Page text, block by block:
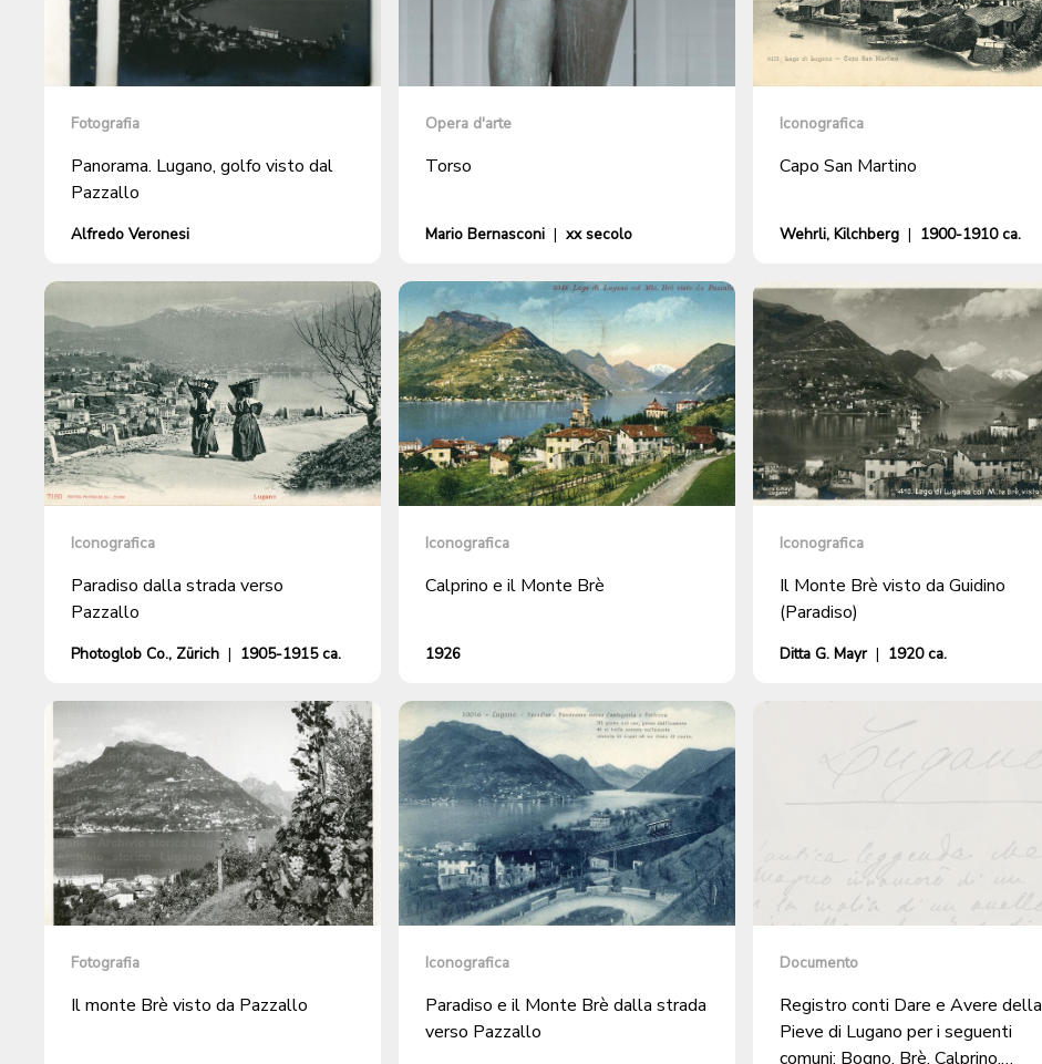
Fotografia
Panorama. Lugano, golfo visto dal
Pazzallo
Alfredo Veronesi
Opera d'arte
Torso
Mario Bernasconi | xx secolo
Iconografica
Capo San Martino
Wehrli, Kilchberg | 1900-1910 ca.
Iconografica
Paradiso dalla strada verso
Pazzallo
Photoglob Co., Zürich | 1905-1915 ca.
Iconografica
Calprino e il Monte Brè
1926
Iconografica
Il Monte Brè visto da Guidino
(Paradiso)
Ditta G. Mayr | 1920 ca.
Fotografia
Il monte Brè visto da Pazzallo
Iconografica
Paradiso e il Monte Brè dalla strada
verso Pazzallo
Documento
Registro conti Dare e Avere della
Pieve di Lugano per i seguenti
comuni: Bogno, Brè, Calprino,